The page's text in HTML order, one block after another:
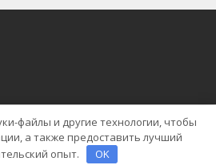
News Cast от Blaze Themes
файлы и другие технологии, чтобы
а также предоставить лучший
опыт.
OK